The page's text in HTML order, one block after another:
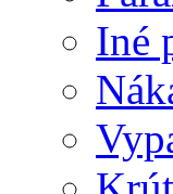
Iné